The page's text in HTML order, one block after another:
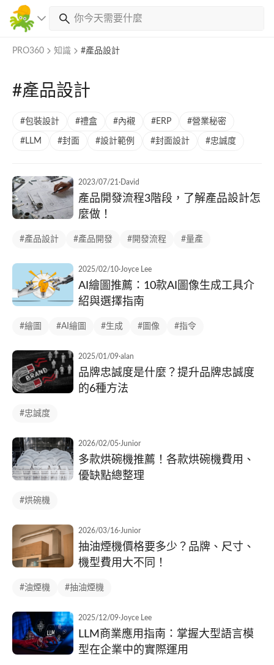
PRO360 知識 #產品設計
#產品設計
#包裝設計 #禮盒 #內襯 #ERP #營業秘密
#LLM #封面 #設計範例 #封面設計 #忠誠度
2023/07/21 · David
產品開發流程3階段，了解產品設計怎
麼做！
#產品設計 #產品開發 #開發流程 #量產
2025/02/10·Joyce Lee
AI繪圖推薦：10款AI圖像生成工具介
紹與選擇指南
#繪圖 #AI繪圖 #生成 #圖像 #指令
2025/01/09·alan
品牌忠誠度是什麼？提升品牌忠誠度
的6種方法
#忠誠度
2026/02/05·Junior
多款烘碗機推薦！各款烘碗機費用、
優缺點總整理
#烘碗機
2026/03/16·Junior
抽油煙機價格要多少？品牌、尺寸、
機型費用大不同！
#油煙機 #抽油煙機
2025/12/09·Joyce Lee
LLM商業應用指南：掌握大型語言模
型在企業中的實際運用